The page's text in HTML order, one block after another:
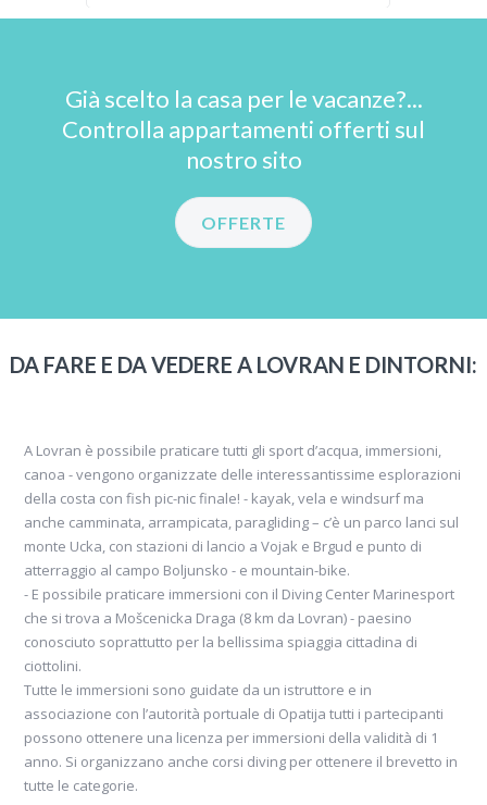
Già scelto la casa per le vacanze?...
Controlla appartamenti offerti sul
nostro sito
OFFERTE
DA FARE E DA VEDERE A LOVRAN E DINTORNI:
A Lovran è possibile praticare tutti gli sport d’acqua, immersioni,
canoa - vengono organizzate delle interessantissime esplorazioni
della costa con fish pic-nic finale! - kayak, vela e windsurf ma
anche camminata, arrampicata, paragliding – c’è un parco lanci sul
monte Ucka, con stazioni di lancio a Vojak e Brgud e punto di
atterraggio al campo Boljunsko - e mountain-bike.
- E possibile praticare immersioni con il Diving Center Marinesport
che si trova a Mošcenicka Draga (8 km da Lovran) - paesino
conosciuto soprattutto per la bellissima spiaggia cittadina di
ciottolini.
Tutte le immersioni sono guidate da un istruttore e in
associazione con l’autorità portuale di Opatija tutti i partecipanti
possono ottenere una licenza per immersioni della validità di 1
anno. Si organizzano anche corsi diving per ottenere il brevetto in
tutte le categorie.